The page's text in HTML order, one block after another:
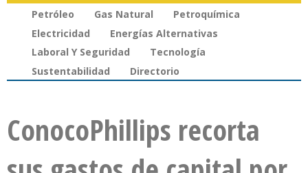
Petróleo Gas Natural
Petroquímica
Electricidad
Energías Alternativas
Laboral Y Seguridad
Tecnología
Sustentabilidad
Directorio
ConocoPhillips recorta